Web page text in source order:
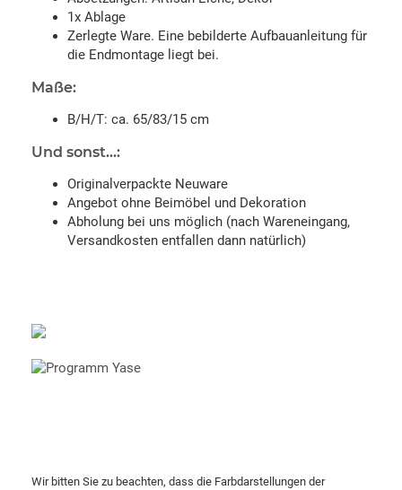
1x Ablage
Zerlegte Ware. Eine bebilderte Aufbauanleitung für
die Endmontage liegt bei.
Maße:
B/H/T: ca. 65/83/15 cm
Und sonst...:
Originalverpackte Neuware
Angebot ohne Beimöbel und Dekoration
Abholung bei uns möglich (nach Wareneingang,
Versandkosten entfallen dann natürlich)
Wir bitten Sie zu beachten, dass die Farbdarstellungen der